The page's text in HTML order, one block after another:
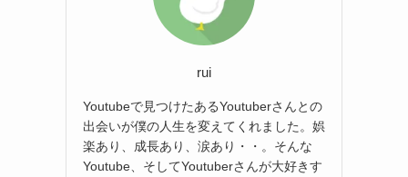
rui
Youtubeで見つけたあるYoutuberさんとの
出会いが僕の人生を変えてくれました。娯
楽あり、成長あり、涙あり・・。そんな
Youtube、そしてYoutuberさんが大好きす